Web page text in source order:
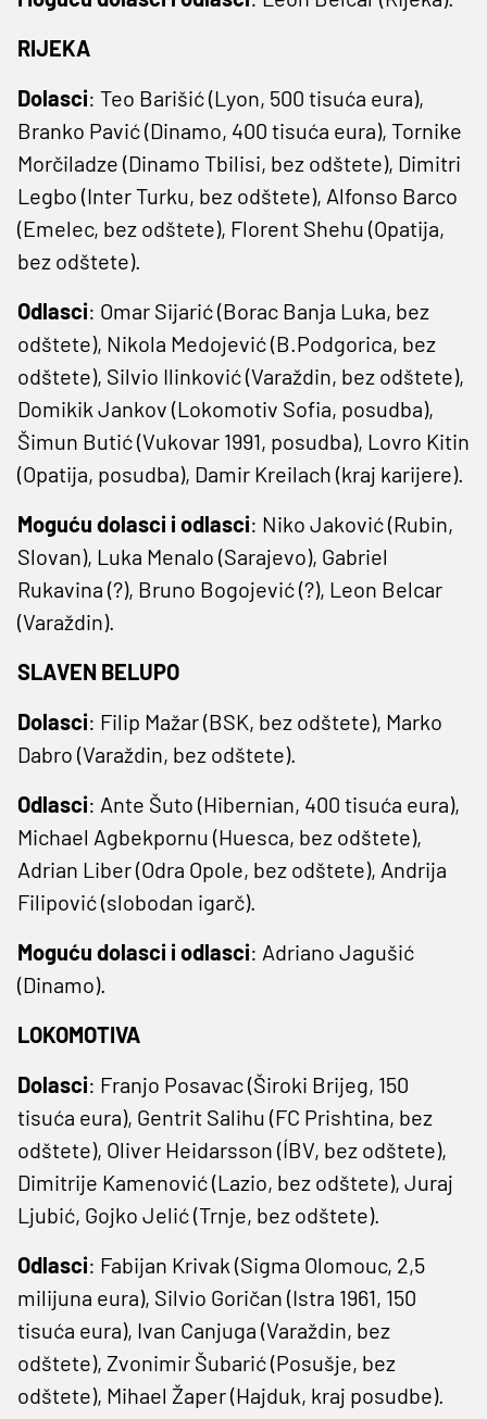
RIJEKA
Dolasci: Teo Barišić (Lyon, 500 tisuća eura),
Branko Pavić (Dinamo, 400 tisuća eura), Tornike
Morčiladze (Dinamo Tbilisi, bez odštete), Dimitri
Legbo (Inter Turku, bez odštete), Alfonso Barco
(Emelec, bez odštete), Florent Shehu (Opatija,
bez odštete).
Odlasci: Omar Sijarić (Borac Banja Luka, bez
odštete), Nikola Medojević (B.Podgorica, bez
odštete), Silvio Ilinković (Varaždin, bez odštete),
Domikik Jankov (Lokomotiv Sofia, posudba),
Šimun Butić (Vukovar 1991, posudba), Lovro Kitin
(Opatija, posudba), Damir Kreilach (kraj karijere).
Moguću dolasci i odlasci: Niko Jaković (Rubin,
Slovan), Luka Menalo (Sarajevo), Gabriel
Rukavina (?), Bruno Bogojević (?), Leon Belcar
(Varaždin).
SLAVEN BELUPO
Dolasci: Filip Mažar (BSK, bez odštete), Marko
Dabro (Varaždin, bez odštete).
Odlasci: Ante Šuto (Hibernian, 400 tisuća eura),
Michael Agbekpornu (Huesca, bez odštete),
Adrian Liber (Odra Opole, bez odštete), Andrija
Filipović (slobodan igarč).
Moguću dolasci i odlasci: Adriano Jagušić
(Dinamo).
LOKOMOTIVA
Dolasci: Franjo Posavac (Široki Brijeg, 150
tisuća eura), Gentrit Salihu (FC Prishtina, bez
odštete), Oliver Heidarsson (ÍBV, bez odštete),
Dimitrije Kamenović (Lazio, bez odštete), Juraj
Ljubić, Gojko Jelić (Trnje, bez odštete).
Odlasci: Fabijan Krivak (Sigma Olomouc, 2,5
milijuna eura), Silvio Goričan (Istra 1961, 150
tisuća eura), Ivan Canjuga (Varaždin, bez
odštete), Zvonimir Šubarić (Posušje, bez
odštete), Mihael Žaper (Hajduk, kraj posudbe).